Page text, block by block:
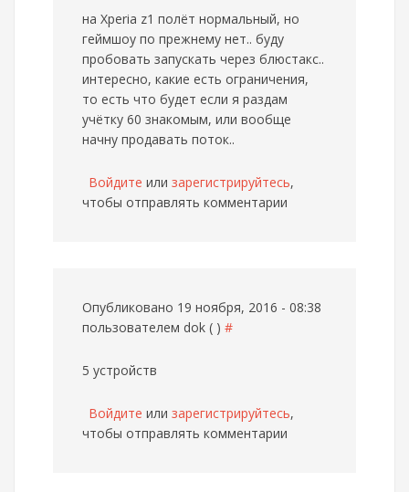
на Xperia z1 полёт нормальный, но
геймшоу по прежнему нет.. буду
пробовать запускать через блюстакс..
интересно, какие есть ограничения,
то есть что будет если я раздам
учётку 60 знакомым, или вообще
начну продавать поток..
Войдите или зарегистрируйтесь,
чтобы отправлять комментарии
Опубликовано 19 ноября, 2016 - 08:38
пользователем dok ( ) #
5 устройств
Войдите или зарегистрируйтесь,
чтобы отправлять комментарии